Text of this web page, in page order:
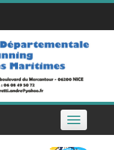
Toggle
navigation